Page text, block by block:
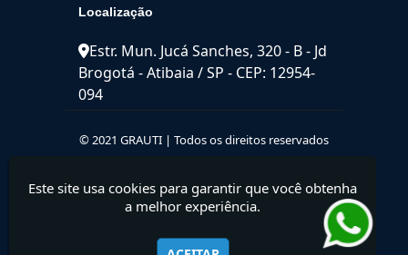
Localização
Estr. Mun. Jucá Sanches, 320 - B - Jd
Brogotá - Atibaia / SP - CEP: 12954-
094
© 2021 GRAUTI | Todos os direitos reservados
Este site usa cookies para garantir que você obtenha
a melhor experiência.